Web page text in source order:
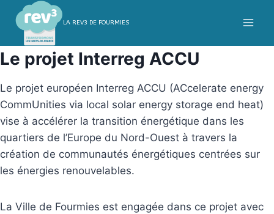
contenu
LA REV3 DE FOURMIES
Le projet Interreg ACCU
Le projet européen Interreg ACCU (ACcelerate energy
CommUnities via local solar energy storage end heat)
vise à accélérer la transition énergétique dans les
quartiers de l’Europe du Nord-Ouest à travers la
création de communautés énergétiques centrées sur
les énergies renouvelables.
La Ville de Fourmies est engagée dans ce projet avec